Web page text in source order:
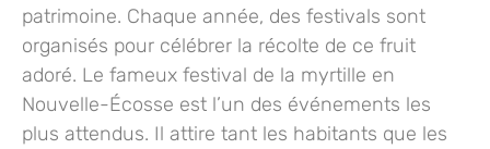
patrimoine. Chaque année, des festivals sont
organisés pour célébrer la récolte de ce fruit
adoré. Le fameux festival de la myrtille en
Nouvelle-Écosse est l’un des événements les
plus attendus. Il attire tant les habitants que les